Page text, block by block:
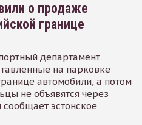
о продаже
границе
департамент
на парковке
автомобили, а потом
не объявятся через
эстонское